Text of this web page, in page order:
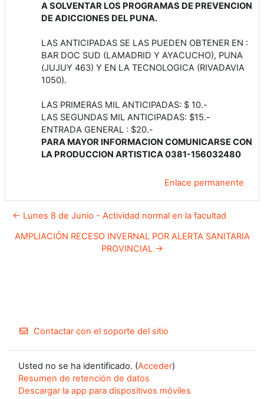
A SOLVENTAR LOS PROGRAMAS DE PREVENCION
DE ADICCIONES DEL PUNA.
LAS ANTICIPADAS SE LAS PUEDEN OBTENER EN :
BAR DOC SUD (LAMADRID Y AYACUCHO), PUNA
(JUJUY 463) Y EN LA TECNOLOGICA (RIVADAVIA
1050).
LAS PRIMERAS MIL ANTICIPADAS: $ 10.-
LAS SEGUNDAS MIL ANTICIPADAS: $15.-
ENTRADA GENERAL : $20.-
PARA MAYOR INFORMACION COMUNICARSE CON
LA PRODUCCION ARTISTICA 0381-156032480
Enlace permanente
← Lunes 8 de Junio - Actividad normal en la facultad
AMPLIACIÓN RECESO INVERNAL POR ALERTA SANITARIA
PROVINCIAL →
Contactar con el soporte del sitio
Usted no se ha identificado. (Acceder)
Resumen de retención de datos
Descargar la app para dispositivos móviles